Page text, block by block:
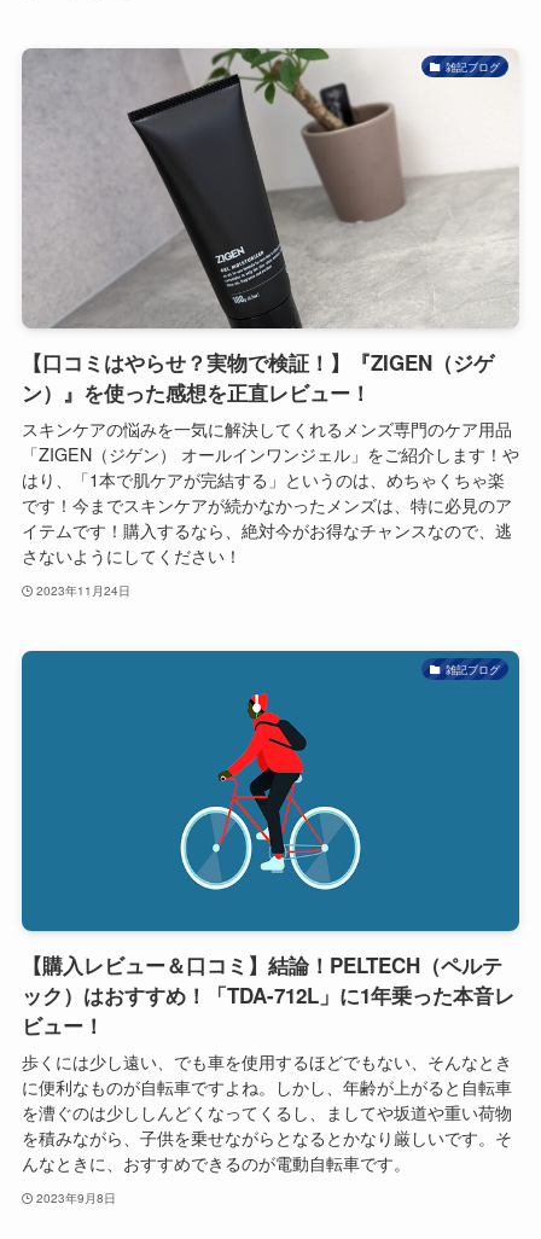
雑記ブログ
【口コミはやらせ？実物で検証！】『ZIGEN（ジゲ
ン）』を使った感想を正直レビュー！
スキンケアの悩みを一気に解決してくれるメンズ専門のケア用品
「ZIGEN（ジゲン） オールインワンジェル」をご紹介します！や
はり、「1本で肌ケアが完結する」というのは、めちゃくちゃ楽
です！今までスキンケアが続かなかったメンズは、特に必見のア
イテムです！購入するなら、絶対今がお得なチャンスなので、逃
さないようにしてください！
2023年11月24日
雑記ブログ
【購入レビュー＆口コミ】結論！PELTECH（ペルテ
ック）はおすすめ！「TDA-712L」に1年乗った本音レ
ビュー！
歩くには少し遠い、でも車を使用するほどでもない、そんなとき
に便利なものが自転車ですよね。しかし、年齢が上がると自転車
を漕ぐのは少ししんどくなってくるし、ましてや坂道や重い荷物
を積みながら、子供を乗せながらとなるとかなり厳しいです。そ
んなときに、おすすめできるのが電動自転車です。
2023年9月8日